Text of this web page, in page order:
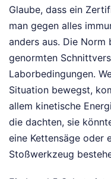
Glaube, dass ein
man gegen alles
anders aus. Die Norm
genormten
Laborbedingungen.
Situation bewegst,
allem kinetische
die dachten, sie
eine Kettensäge oder
Stoßwerkzeug